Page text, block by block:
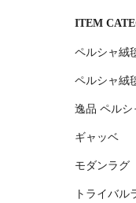
ITEM
ペルシャ絨
ペルシャ絨
逸品 ペルシ
ギャッベ
モダンラグ
トライバル